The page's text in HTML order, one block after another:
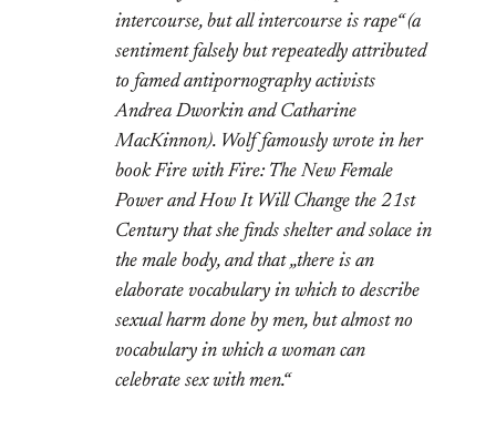
intercourse, but all intercourse is rape“ (a
sentiment falsely but repeatedly attributed
to famed antipornography activists
Andrea Dworkin and Catharine
MacKinnon). Wolf famously wrote in her
book Fire with Fire: The New Female
Power and How It Will Change the 21st
Century that she finds shelter and solace in
the male body, and that „there is an
elaborate vocabulary in which to describe
sexual harm done by men, but almost no
vocabulary in which a woman can
celebrate sex with men.“